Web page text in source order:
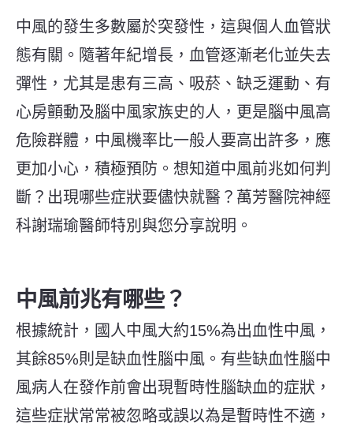
中風的發生多數屬於突發性，這與個人血管狀
態有關。隨著年紀增長，血管逐漸老化並失去
彈性，尤其是患有三高、吸菸、缺乏運動、有
心房顫動及腦中風家族史的人，更是腦中風高
危險群體，中風機率比一般人要高出許多，應
更加小心，積極預防。 想知道中風前兆如何判
斷？出現哪些症狀要儘快就醫？萬芳醫院神經
科謝瑞瑜醫師特別與您分享說明。
中風前兆有哪些？
根據統計，國人中風大約15%為出血性中風，
其餘85%則是缺血性腦中風。有些缺血性腦中
風病人在發作前會出現暫時性腦缺血的症狀，
這些症狀常常被忽略或誤以為是暫時性不適，